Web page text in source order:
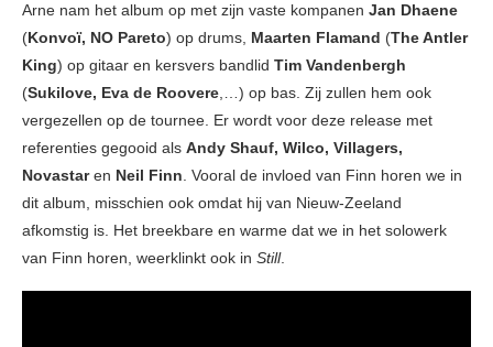
Arne nam het album op met zijn vaste kompanen Jan Dhaene
(Konvoï, NO Pareto) op drums, Maarten Flamand (The Antler
King) op gitaar en kersvers bandlid Tim Vandenbergh
(Sukilove, Eva de Roovere,…) op bas. Zij zullen hem ook
vergezellen op de tournee. Er wordt voor deze release met
referenties gegooid als Andy Shauf, Wilco, Villagers,
Novastaren Neil Finn. Vooral de invloed van Finn horen we in
dit album, misschien ook omdat hij van Nieuw-Zeeland
afkomstig is. Het breekbare en warme dat we in het solowerk
van Finn horen, weerklinkt ook in Still.